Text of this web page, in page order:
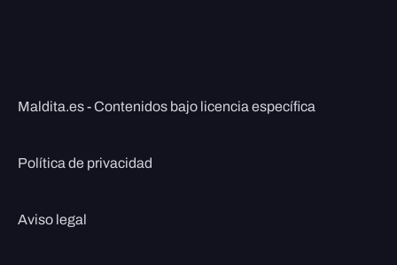
Maldita.es - Contenidos bajo licencia específica
Política de privacidad
Aviso legal